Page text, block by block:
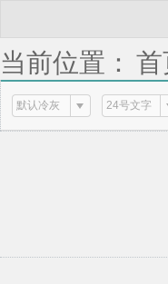
当前位置： 首
默认冷灰 24号文字